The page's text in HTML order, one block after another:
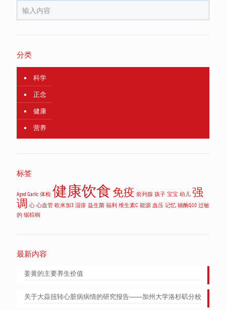
分类
科学
正念
健康
营养
标签
Aged Garlic 体检 健康饮食免疫 前列腺 孩子 宝宝 幼儿 强
调 心 心血管 欧米加3 湿疹 益生菌 福利 维生素C 能源 血压 记忆 辅酶Q10 过敏
的 锯棕榈
最新内容
姜黄的主要养生价值
关于大蒜扭转心脏病病情的研究报告——加州大学洛杉矶分校